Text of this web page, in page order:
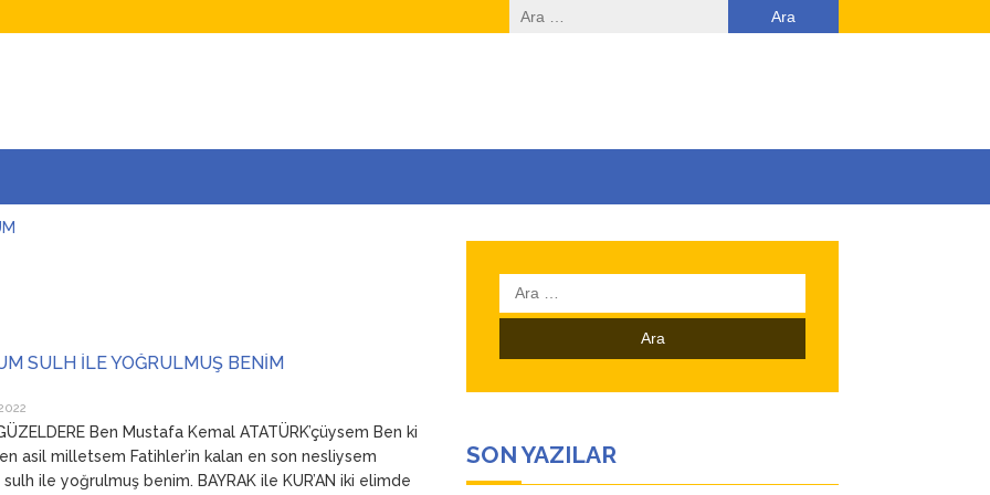
Arama:
SULH İLE YOĞRULMUŞ BENİM
Ben Mustafa Kemal ATATÜRK’çüysem Ben ki
en asil milletsem Fatihler’in kalan en son nesliysem
ile yoğrulmuş benim. BAYRAK ile KUR’AN iki elimde
Arama:
SON YAZILAR